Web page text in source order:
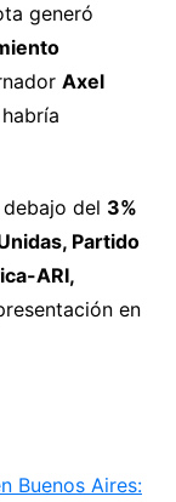
generó
Axel
del 3%
Partido
ARI,
en
Buenos Aires: